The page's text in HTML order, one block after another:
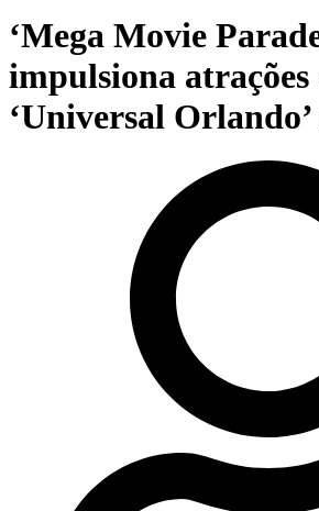
‘Mega Movie
impulsiona atrações
‘Universal